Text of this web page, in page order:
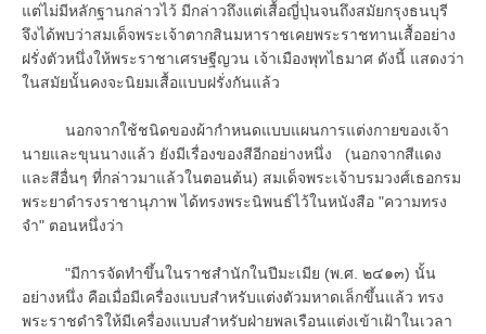
แต่ไม่มีหลักฐานกล่าวไว้ มีกล่าวถึงแต่เสื้อญี่ปุ่นจนถึงสมัยกรุงธนบุรี
จึงได้พบว่าสมเด็จพระเจ้าตากสินมหาราชเคยพระราชทานเสื้ออย่าง
ฝรั่งตัวหนึ่งให้พระราชาเศรษฐีญวน เจ้าเมืองพุทไธมาศ ดังนี้ แสดงว่า
ในสมัยนั้นคงจะนิยมเสื้อแบบฝรั่งกันแล้ว
นอกจากใช้ชนิดของผ้ากำหนดแบบแผนการแต่งกายของเจ้า
นายและขุนนางแล้ว ยังมีเรื่องของสีอีกอย่างหนึ่ง (นอกจากสีแดง
และสีอื่นๆ ที่กล่าวมาแล้วในตอนต้น) สมเด็จพระเจ้าบรมวงศ์เธอกรม
พระยาดำรงราชานุภาพ ได้ทรงพระนิพนธ์ไว้ในหนังสือ "ความทรง
จำ" ตอนหนึ่งว่า
"มีการจัดทำขึ้นในราชสำนักในปีมะเมีย (พ.ศ. ๒๔๑๓) นั้น
อย่างหนึ่ง คือเมื่อมีเครื่องแบบสำหรับแต่งตัวมหาดเล็กขึ้นแล้ว ทรง
พระราชดำริให้มีเครื่องแบบสำหรับฝ่ายพลเรือนแต่งเข้าเฝ้าในเวลา